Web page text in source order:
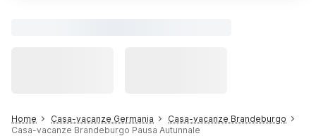
Home Casa-vacanze Germania
Casa-vacanze Brandeburgo
Casa-vacanze Brandeburgo Pausa Autunnale